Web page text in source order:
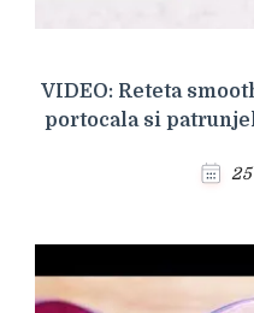
VIDEO: Reteta
portocala si